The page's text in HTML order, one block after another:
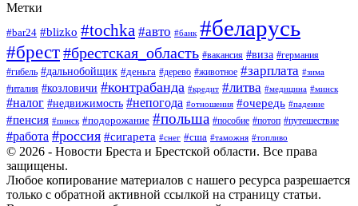
Метки
#bar24 #blizko #tochka #авто #банк #беларусь
#брест#брестская_область #вакансия #виза #германия
#гибель #дальнобойщик #деньга #дерево #животное #зарплата #зима
#италия #козловичи #контрабанда #кредит #литва #медицина #минск
#налог #недвижимость #непогода #отношения #очередь #падение
#пенсия #пинск #подорожание #польша #пособие #потоп #путешествие
#работа #россия #сигарета #снег #сша #таможня #топливо
© 2026 - Новости Бреста и Брестской области. Все права
защищены.
Любое копирование материалов с нашего ресурса разрешается
только с обратной активной ссылкой на страницу статьи.